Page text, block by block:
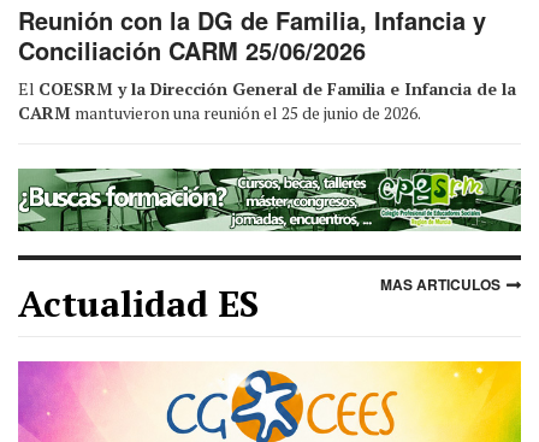
Reunión con la DG de Familia, Infancia y
Conciliación CARM 25/06/2026
El COESRM y la Dirección General de Familia e Infancia de la
CARM mantuvieron una reunión el 25 de junio de 2026.
Actualidad ES MAS ARTICULOS